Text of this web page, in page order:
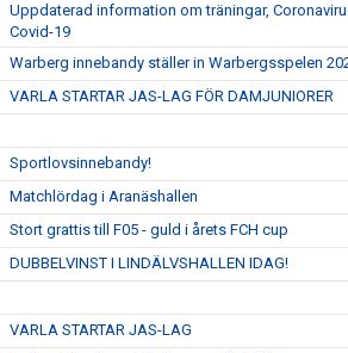
Uppdaterad information om träningar,
Covid-19
Warberg innebandy ställer in Warbergsspelen
VARLA STARTAR JAS-LAG FÖR DAMJUNIORER
Sportlovsinnebandy!
Matchlördag i Aranäshallen
Stort grattis till F05 - guld i årets FCH cup
DUBBELVINST I LINDÄLVSHALLEN IDAG!
VARLA STARTAR JAS-LAG